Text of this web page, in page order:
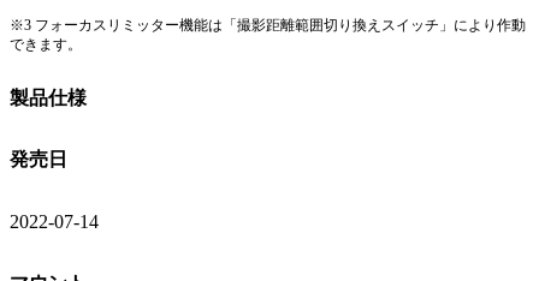
※3 フォーカスリミッター機能は「撮影距離範囲切り換えスイッチ」により作動
できます。
製品仕様
発売日
2022-07-14